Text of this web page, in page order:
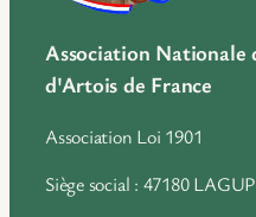
Association Nationale
d'Artois de France
Association Loi 1901
Siège social : 47180